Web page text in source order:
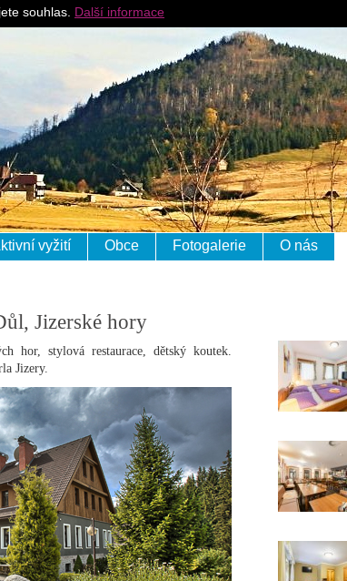
Pro ubytovatele
vyžití Obce Fotogalerie O nás
Jizerské hory
hor, stylová restaurace, dětský koutek.
Jizery.
souhlas. Další informace